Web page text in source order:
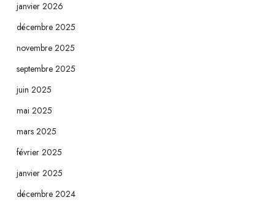
janvier 2026
décembre 2025
novembre 2025
septembre 2025
juin 2025
mai 2025
mars 2025
février 2025
janvier 2025
décembre 2024